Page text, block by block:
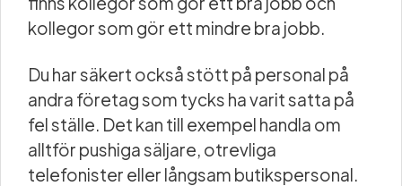
kollegor som gör ett mindre bra jobb.
Du har säkert också stött på personal på
andra företag som tycks ha varit satta på
fel ställe. Det kan till exempel handla om
alltför pushiga säljare, otrevliga
telefonister eller långsam butikspersonal.